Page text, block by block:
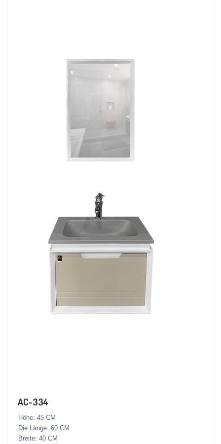
AC-334
Höhe: 45 CM
Die Länge: 60 CM
Breite: 40 CM